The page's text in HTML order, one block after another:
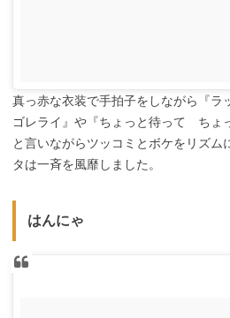
真っ赤な衣装で手拍子をしながら『
ゴレライ』や『ちょっと待って ち
と言いながらツッコミとボケをリズム
タは一斉を風靡しました。
はんにゃ